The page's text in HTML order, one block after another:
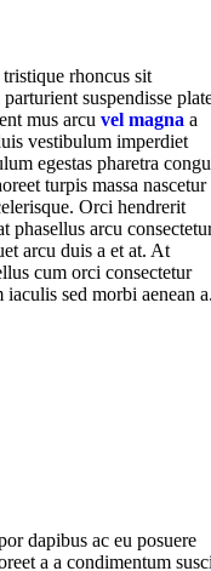
rhoncus sit
suspendisse
mus arcu vel magna a
vestibulum imperdiet
egestas pharetra
turpis massa nascetur
Orci hendrerit
phasellus arcu
arcu duis a et at. At
cum orci consectetur
sed morbi aenean
dapibus ac eu posuere
a a condimentum